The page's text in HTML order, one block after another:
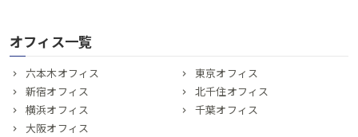
オフィス一覧
六本木オフィス
東京オフィス
新宿オフィス
北千住オフィス
横浜オフィス
千葉オフィス
大阪オフィス